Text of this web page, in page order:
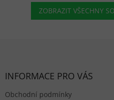
ZOBRAZIT VŠECHNY
INFORMACE PRO VÁS
Obchodní podmínky